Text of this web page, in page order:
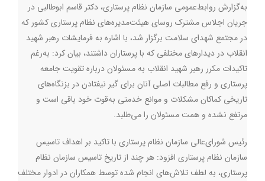
به‌گزارش روابط‌عمومی سازمان نظام پرستاری، دکتر قاسم ابوطالبی در
جریان اجلاس مشترک روسای هیئت‌مدیره‌های نظام پرستاری کشور که
در مجتمع شهدای سلامت برگزار شد، با اشاره به فرمایشات رهبر شهید
انقلاب در دیدارهای مختلفی که با پرستاران داشتند، بیان کرد: به‌رغم
تاکیدات مکرر رهبر شهید انقلاب به مسئولان درباره تقویت جامعه
پرستاری و رفع مطالبات اصلی آنان برای گیر نیفتادن در بزنگاه‌های
تاریخی کماکان مشکلات و موانع خدمتی به‌قوت خود باقی است و
مرتفع نشده و همت مسئولان را می‌طلبد.
رئیس شورای‌عالی سازمان نظام پرستاری با تاکید بر اهداف تاسیس
سازمان نظام پرستاری افزود: هر چند از تاریخ تاسیس سازمان نظام
پرستاری، به لطف تلاش‌های انجام شده توسط همکاران در ادوار مختلف